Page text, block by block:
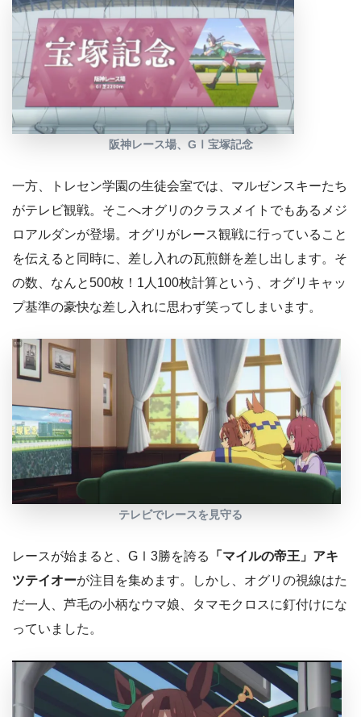
阪神レース場、GⅠ宝塚記念
一方、トレセン学園の生徒会室では、マルゼンスキーたち
がテレビ観戦。そこへオグリのクラスメイトでもあるメジ
ロアルダンが登場。オグリがレース観戦に行っていること
を伝えると同時に、差し入れの瓦煎餅を差し出します。そ
の数、なんと500枚！1人100枚計算という、オグリキャッ
プ基準の豪快な差し入れに思わず笑ってしまいます。
テレビでレースを見守る
レースが始まると、GⅠ3勝を誇る
「マイルの帝王」アキ
ツテイオーが注目を集めます。しかし、オグリの視線はた
だ一人、芦毛の小柄なウマ娘、タマモクロスに釘付けにな
っていました。